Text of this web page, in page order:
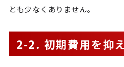
とも少なくありません。
2-2. 初期費用を抑